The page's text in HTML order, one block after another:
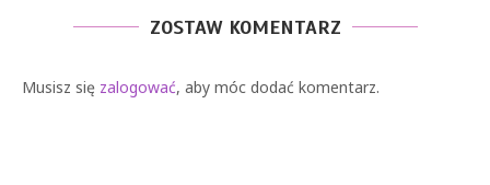
ZOSTAW KOMENTARZ
Musisz się zalogować, aby móc dodać komentarz.